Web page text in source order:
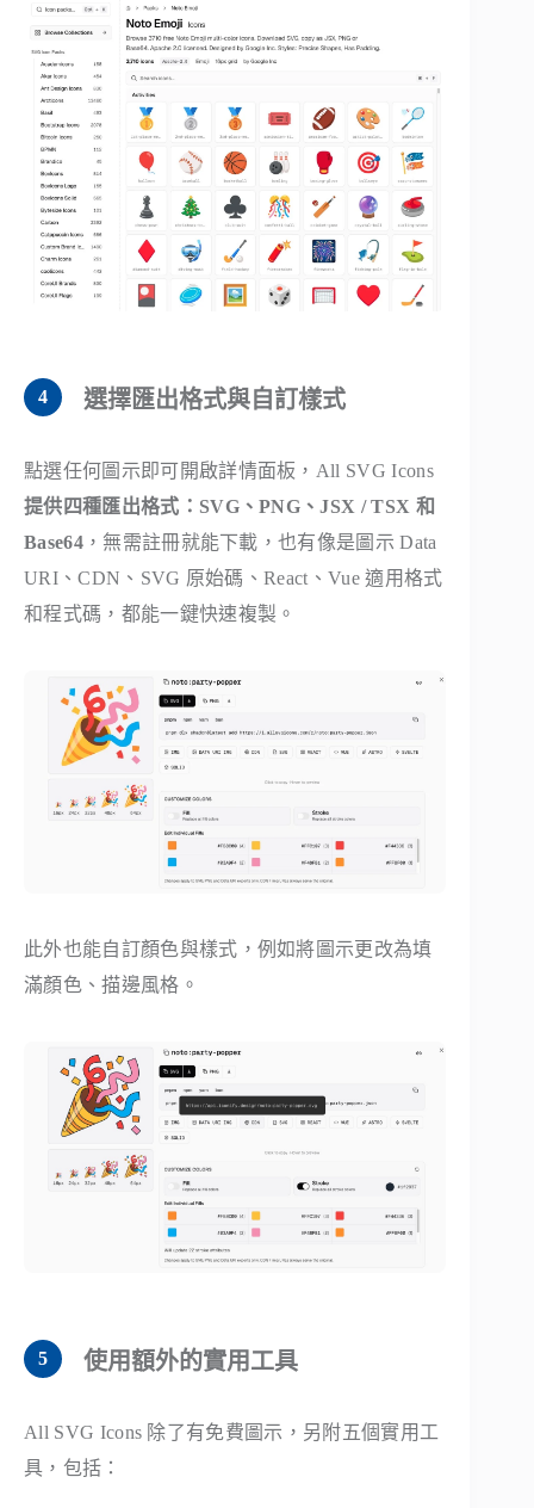
選擇匯出格式與自訂樣式
點選任何圖示即可開啟詳情面板，All SVG Icons
提供四種匯出格式：SVG、PNG、JSX / TSX 和
Base64，無需註冊就能下載，也有像是圖示 Data
URI、CDN、SVG 原始碼、React、Vue 適用格式
和程式碼，都能一鍵快速複製。
此外也能自訂顏色與樣式，例如將圖示更改為填
滿顏色、描邊風格。
使用額外的實用工具
All SVG Icons 除了有免費圖示，另附五個實用工
具，包括：